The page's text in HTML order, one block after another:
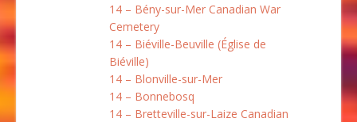
14 – Bény-sur-Mer Canadian War
Cemetery
14 – Biéville-Beuville (Église de
Biéville)
14 – Blonville-sur-Mer
14 – Bonnebosq
14 – Bretteville-sur-Laize Canadian